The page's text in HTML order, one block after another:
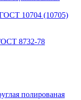
ГОСТ 10704 (10705)
8732-78
полированая